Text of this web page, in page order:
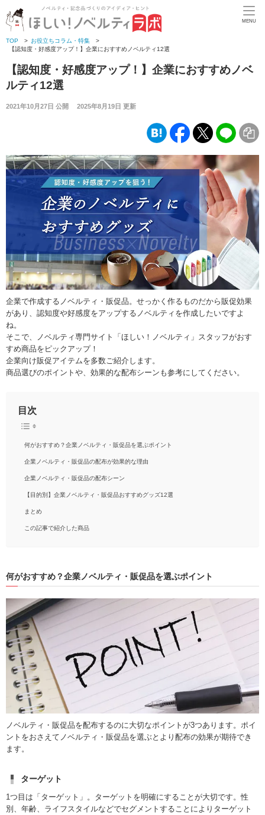
MENU
TOP > お役立ちコラム・特集
>
【認知度・好感度アップ！】企業におすすめノベルティ12選
【認知度・好感度アップ！】企業におすすめノベ
ルティ12選
2021年10月27日 公開 2025年8月19日 更新
企業で作成するノベルティ・販促品。せっかく作るものだから販促効果
があり、認知度や好感度をアップするノベルティを作成したいですよ
ね。
そこで、ノベルティ専門サイト「ほしい！ノベルティ」スタッフがおす
すめ商品をピックアップ！
企業向け販促アイテムを多数ご紹介します。
商品選びのポイントや、効果的な配布シーンも参考にしてください。
目次
何がおすすめ？企業ノベルティ・販促品を選ぶポイント
企業ノベルティ・販促品の配布が効果的な理由
企業ノベルティ・販促品の配布シーン
【目的別】企業ノベルティ・販促品おすすめグッズ12選
まとめ
この記事で紹介した商品
何がおすすめ？企業ノベルティ・販促品を選ぶポイント
ノベルティ・販促品を配布するのに大切なポイントが3つあります。ポイ
ントをおさえてノベルティ・販促品を選ぶとより配布の効果が期待でき
ます。
ターゲット
1つ目は「ターゲット」。ターゲットを明確にすることが大切です。性
別、年齢、ライフスタイルなどでセグメントすることによりターゲット